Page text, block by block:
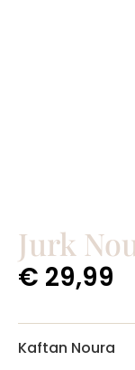
Jurk
€ 29,99
Kaftan Noura